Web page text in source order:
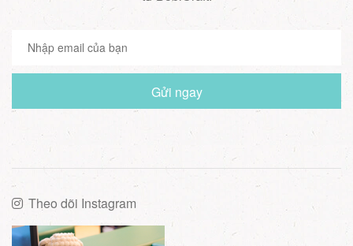
Gửi ngay
Theo dõi Instagram